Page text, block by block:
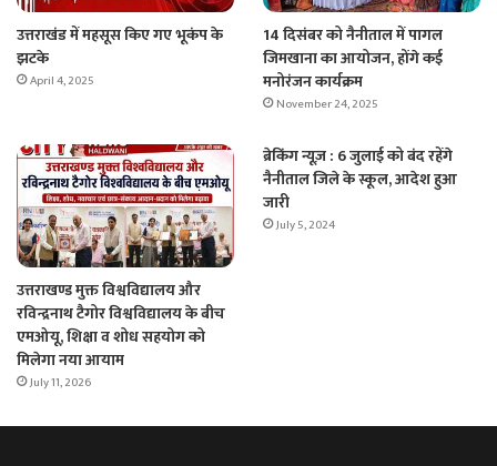
उत्तराखंड में महसूस किए गए भूकंप के
झटके
April 4, 2025
14 दिसंबर को नैनीताल में पागल
जिमखाना का आयोजन, होंगे कई
मनोरंजन कार्यक्रम
November 24, 2025
उत्तराखण्ड मुक्त विश्वविद्यालय और
रविन्द्रनाथ टैगोर विश्वविद्यालय के बीच
एमओयू, शिक्षा व शोध सहयोग को
मिलेगा नया आयाम
July 11, 2026
ब्रेकिंग न्यूज़ : 6 जुलाई को बंद रहेंगे
नैनीताल जिले के स्कूल, आदेश हुआ
जारी
July 5, 2024